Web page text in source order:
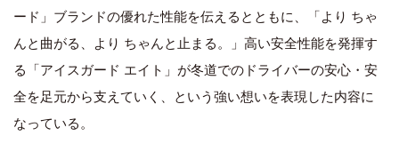
ード」ブランドの優れた性能を伝えるとともに、「より ちゃ
んと曲がる、より ちゃんと止まる。」高い安全性能を発揮す
る「アイスガード エイト」が冬道でのドライバーの安心・安
全を足元から支えていく、という強い想いを表現した内容に
なっている。